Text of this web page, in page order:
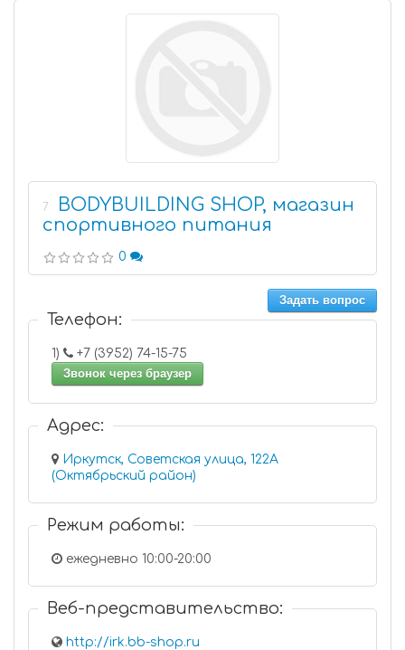
7
BODYBUILDING SHOP, магазин
спортивного питания
0
Задать вопрос
Телефон:
1)
+7 (3952) 74-15-75
Звонок через браузер
Адрес:
Иркутск, Советская улица, 122А
(Октябрьский район)
Режим работы:
ежедневно 10:00-20:00
Веб-представительство:
http://irk.bb-shop.ru